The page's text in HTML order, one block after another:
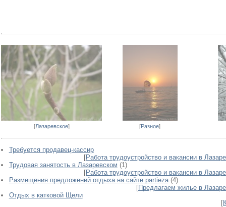
[Лазаревское] [Разное]
Требуется продавец-кассир
[Работа трудоустройство и вакансии в
Трудовая занятость в Лазаревском (1)
[Работа трудоустройство и вакансии в
Размещения предложений отдыха на сайте partieza (4)
[Предлагаем жилье в
Отдых в катковой Щели
[